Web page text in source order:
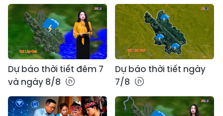
Dự báo thời tiết đêm 7
và ngày 8/8
Dự báo thời tiết ngày
7/8